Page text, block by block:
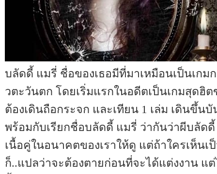
บลัดดี้ แมรี่ ชื่อของเธอมีที่มาเหมือนเป็นเกม
วตะวันตก โดยเริ่มแรกในอดีตเป็นเกมสุดฮิ
ต้องเดินถือกระจก และเทียน 1 เล่ม เดินขึ้น
พร้อมกับเรียกชื่อบลัดดี้ แมรี่ ว่ากันว่าผีบลัด
เนื้อคู่ในอนาคตของเราให้ดู แต่ถ้าใครเห็นเ
ก็..แปลว่าจะต้องตายก่อนที่จะได้แต่งงาน แ